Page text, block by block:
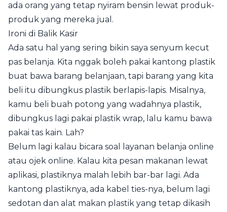
ada orang yang tetap nyiram bensin lewat produk-
produk yang mereka jual.
Ironi di Balik Kasir
Ada satu hal yang sering bikin saya senyum kecut
pas belanja. Kita nggak boleh pakai kantong plastik
buat bawa barang belanjaan, tapi barang yang kita
beli itu dibungkus plastik berlapis-lapis. Misalnya,
kamu beli buah potong yang wadahnya plastik,
dibungkus lagi pakai plastik wrap, lalu kamu bawa
pakai tas kain. Lah?
Belum lagi kalau bicara soal layanan belanja online
atau ojek online. Kalau kita pesan makanan lewat
aplikasi, plastiknya malah lebih bar-bar lagi. Ada
kantong plastiknya, ada kabel ties-nya, belum lagi
sedotan dan alat makan plastik yang tetap dikasih